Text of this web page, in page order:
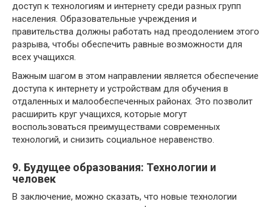
доступ к технологиям и интернету среди разных групп
населения. Образовательные учреждения и
правительства должны работать над преодолением этого
разрыва, чтобы обеспечить равные возможности для
всех учащихся.
Важным шагом в этом направлении является обеспечение
доступа к интернету и устройствам для обучения в
отдаленных и малообеспеченных районах. Это позволит
расширить круг учащихся, которые могут
воспользоваться преимуществами современных
технологий, и снизить социальное неравенство.
9. Будущее образования: Технологии и
человек
В заключение, можно сказать, что новые технологии